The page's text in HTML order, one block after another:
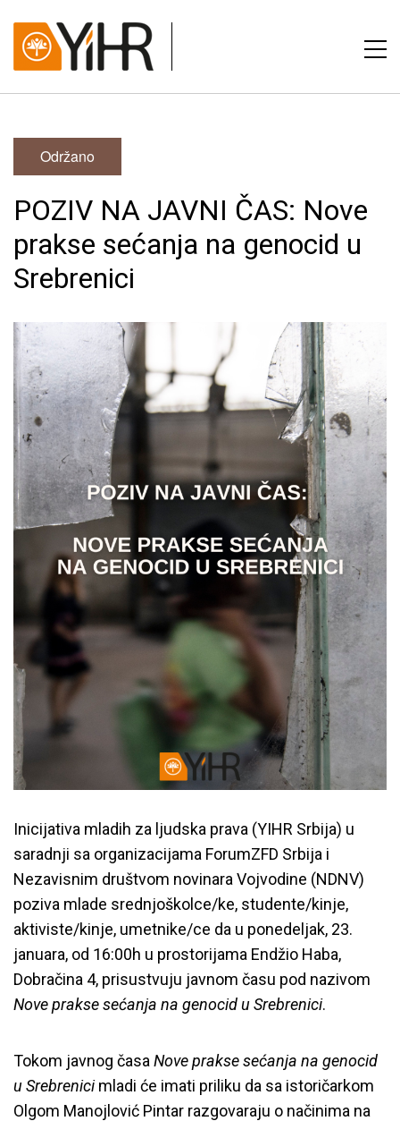
Održano
POZIV NA JAVNI ČAS: Nove
prakse sećanja na genocid u
Srebrenici
Inicijativa mladih za ljudska prava (YIHR Srbija) u
saradnji sa organizacijama ForumZFD Srbija i
Nezavisnim društvom novinara Vojvodine (NDNV)
poziva mlade srednjoškolce/ke, studente/kinje,
aktiviste/kinje, umetnike/ce da u ponedeljak, 23.
januara, od 16:00h u prostorijama Endžio Haba,
Dobračina 4, prisustvuju javnom času pod nazivom
Nove prakse sećanja na genocid u Srebrenici.
Tokom javnog časa Nove prakse sećanja na genocid
u Srebrenicimladi će imati priliku da sa istoričarkom
Olgom Manojlović Pintar razgovaraju o načinima na